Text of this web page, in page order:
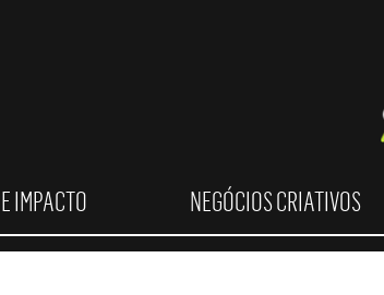
IMPACTO NEGÓCIOS CRIATIVOS